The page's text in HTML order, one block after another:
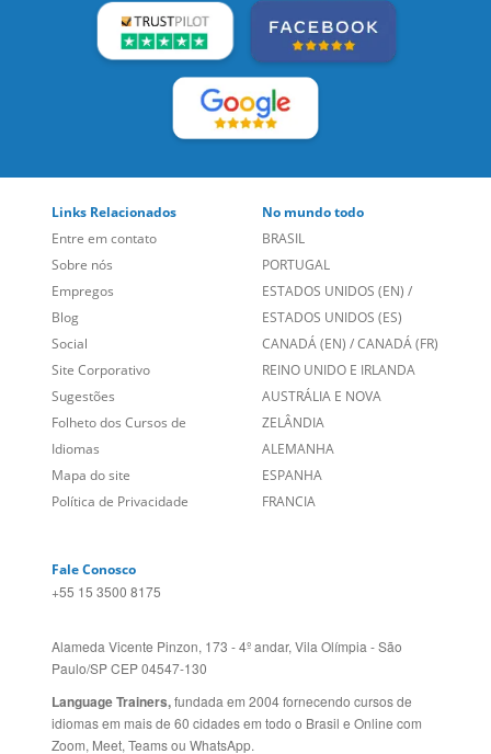
Links Relacionados
Entre em contato
Sobre nós
Empregos
Blog
Social
Site Corporativo
Sugestões
Folheto dos Cursos de
Idiomas
Mapa do site
Política de Privacidade
No mundo todo
BRASIL
PORTUGAL
ESTADOS UNIDOS (EN) /
ESTADOS UNIDOS (ES)
CANADÁ (EN) /CANADÁ (FR)
REINO UNIDO E IRLANDA
AUSTRÁLIA E NOVA
ZELÂNDIA
ALEMANHA
ESPANHA
FRANCIA
Fale Conosco
+55 15 3500 8175
Alameda Vicente Pinzon, 173 - 4º andar, Vila Olímpia - São
Paulo/SP CEP 04547-130
Language Trainers,fundada em 2004 fornecendo cursos de
idiomas em mais de 60 cidades em todo o Brasil e Online com
Zoom, Meet, Teams ou WhatsApp.